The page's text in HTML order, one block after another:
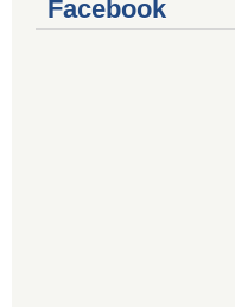
Facebook